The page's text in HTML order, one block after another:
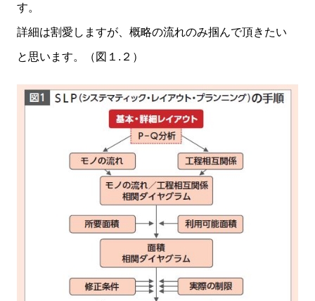
す。
詳細は割愛しますが、概略の流れのみ掴んで頂きたい
と思います。（図１.２）